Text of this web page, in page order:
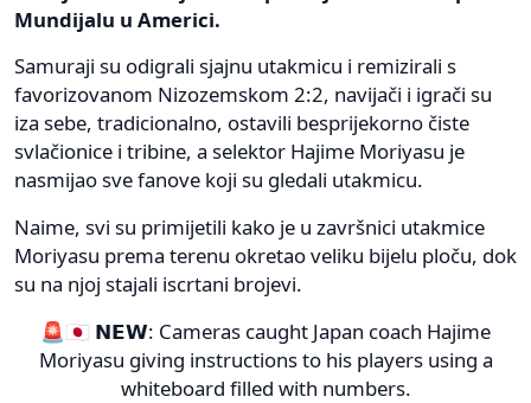
Mundijalu u Americi.
Samuraji su odigrali sjajnu utakmicu i remizirali s
favorizovanom Nizozemskom 2:2, navijači i igrači su
iza sebe, tradicionalno, ostavili besprijekorno čiste
svlačionice i tribine, a selektor Hajime Moriyasu je
nasmijao sve fanove koji su gledali utakmicu.
Naime, svi su primijetili kako je u završnici utakmice
Moriyasu prema terenu okretao veliku bijelu ploču, dok
su na njoj stajali iscrtani brojevi.
🚨🇯🇵 𝗡𝗘𝗪: Cameras caught Japan coach Hajime
Moriyasu giving instructions to his players using a
whiteboard filled with numbers.